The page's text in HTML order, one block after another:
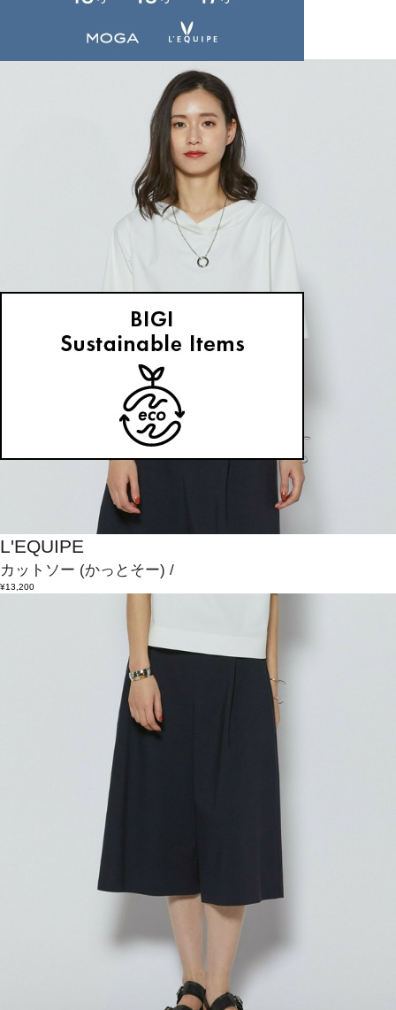
(ぱんつ) /
L'EQUIPE
カットソー (かっとそー) /
¥13,200